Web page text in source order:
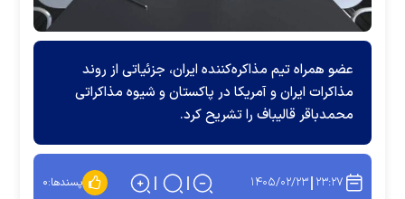
عضو همراه تیم مذاکره‌کننده ایران، جزئیاتی از روند
مذاکرات ایران و آمریکا در پاکستان و شیوه مذاکراتی
محمدباقر قالیباف را تشریح کرد.
۲۳:۲۷ ۱۴۰۵/۰۲/۲۳ پسندها:۰